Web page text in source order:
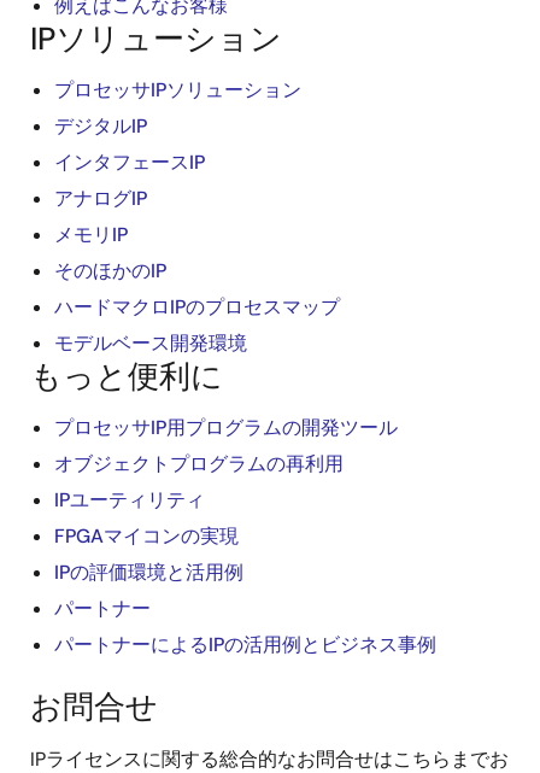
例えばこんなお客様
IPソリューション
プロセッサIPソリューション
デジタルIP
インタフェースIP
アナログIP
メモリIP
そのほかのIP
ハードマクロIPのプロセスマップ
モデルベース開発環境
もっと便利に
プロセッサIP用プログラムの開発ツール
オブジェクトプログラムの再利用
IPユーティリティ
FPGAマイコンの実現
IPの評価環境と活用例
パートナー
パートナーによるIPの活用例とビジネス事例
お問合せ
IPライセンスに関する総合的なお問合せはこちらまでお